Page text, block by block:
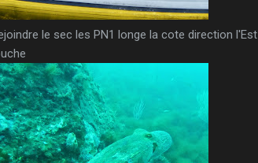
le sec les PN1 longe la cote direction l'Est